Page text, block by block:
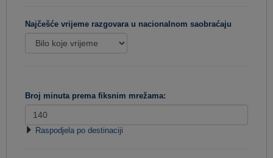
Najčešće vrijeme razgovara u nacionalnom saobraćaju
Broj minuta prema fiksnim mrežama:
Raspodjela po destinaciji